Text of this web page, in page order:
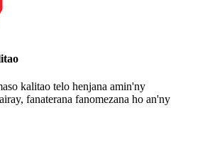
kalitao telo henjana amin'ny
fanaterana fanomezana ho an'ny